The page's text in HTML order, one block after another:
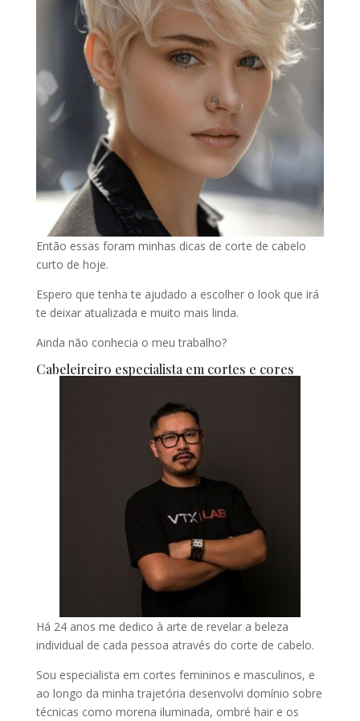
Então essas foram minhas dicas de corte de cabelo
curto de hoje.
Espero que tenha te ajudado a escolher o look que irá
te deixar atualizada e muito mais linda.
Ainda não conhecia o meu trabalho?
Cabeleireiro especialista em cortes e cores
Há 24 anos me dedico à arte de revelar a beleza
individual de cada pessoa através do corte de cabelo.
Sou especialista em cortes femininos e masculinos, e
ao longo da minha trajetória desenvolvi domínio sobre
técnicas como morena iluminada, ombré hair e os